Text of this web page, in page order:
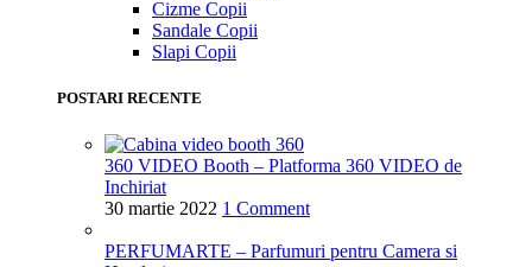
Cizme Copii
Sandale Copii
Slapi Copii
POSTARI RECENTE
360 VIDEO Booth – Platforma 360 VIDEO de
Inchiriat
30 martie 2022 1 Comment
PERFUMARTE – Parfumuri pentru Camera si